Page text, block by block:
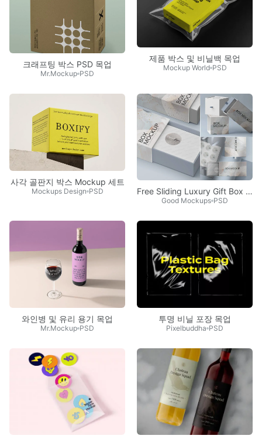
크래프팅 박스 PSD 목업
Mr.Mockup PSD
제품 박스 및 비닐백 목업
Mockup World PSD
사각 골판지 박스 Mockup 세트
Mockups Design PSD Free Sliding Luxury Gift Box Mockup PSD Set
Good Mockups PSD
와인병 및 유리 용기 목업
Mr.Mockup PSD
투명 비닐 포장 목업
Pixelbuddha PSD